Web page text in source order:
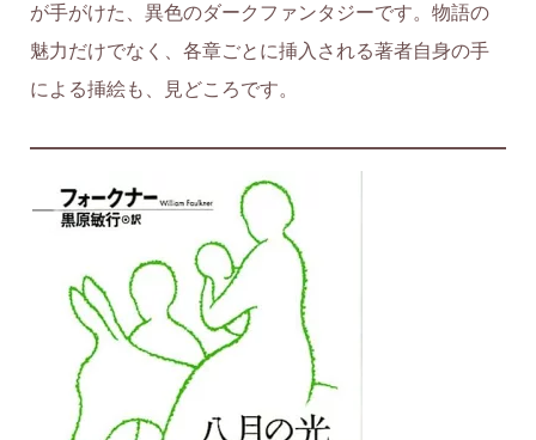
が手がけた、異色のダークファンタジーです。物語の
魅力だけでなく、各章ごとに挿入される著者自身の手
による挿絵も、見どころです。